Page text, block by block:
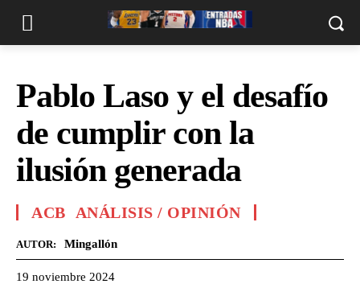
Pablo Laso y el desafío
de cumplir con la
ilusión generada
ACB ANÁLISIS / OPINIÓN
AUTOR: Mingallón
19 noviembre 2024